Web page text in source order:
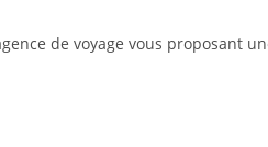
de voyage vous proposant